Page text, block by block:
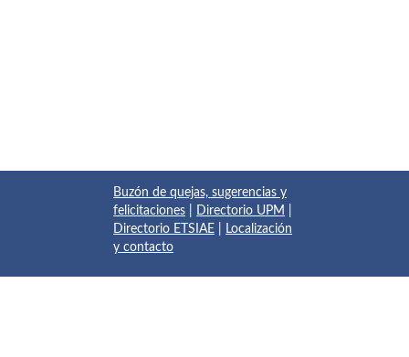
Buzón de quejas, sugerencias y
felicitaciones
Directorio UPM
Directorio ETSIAE
Localización
y contacto